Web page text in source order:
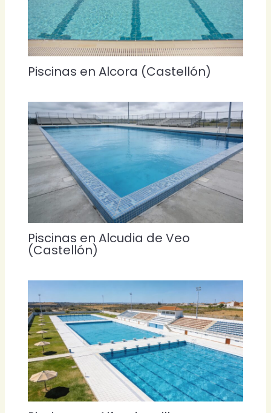
Piscinas en Alcora (Castellón)
Piscinas en Alcudia de Veo
(Castellón)